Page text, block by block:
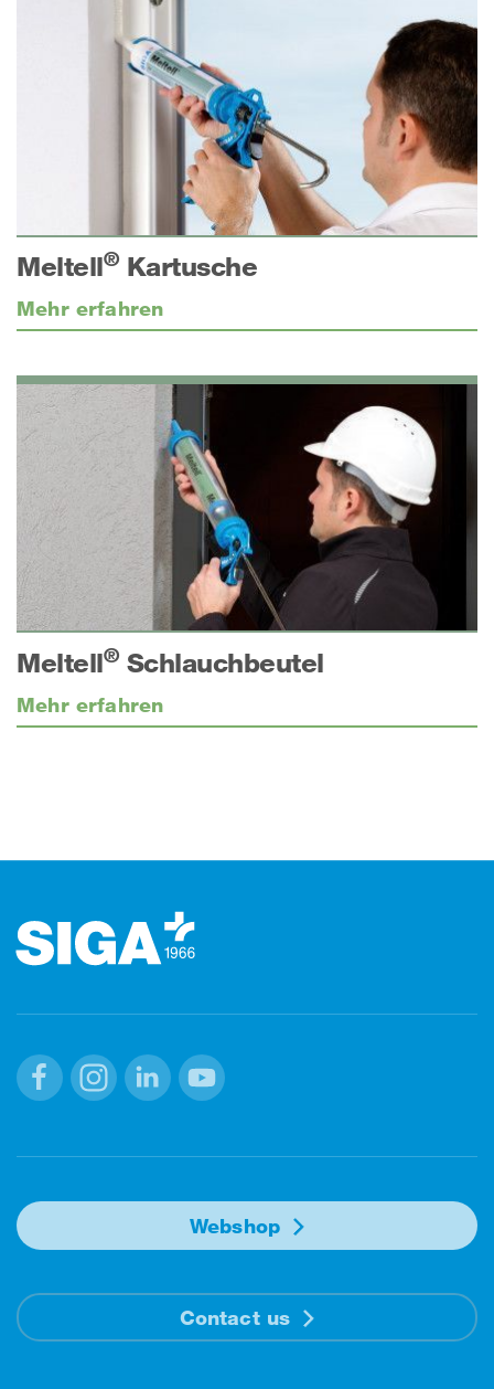
Meltell®Kartusche
Mehr erfahren
Meltell®Schlauchbeutel
Mehr erfahren
Webshop
Contact us